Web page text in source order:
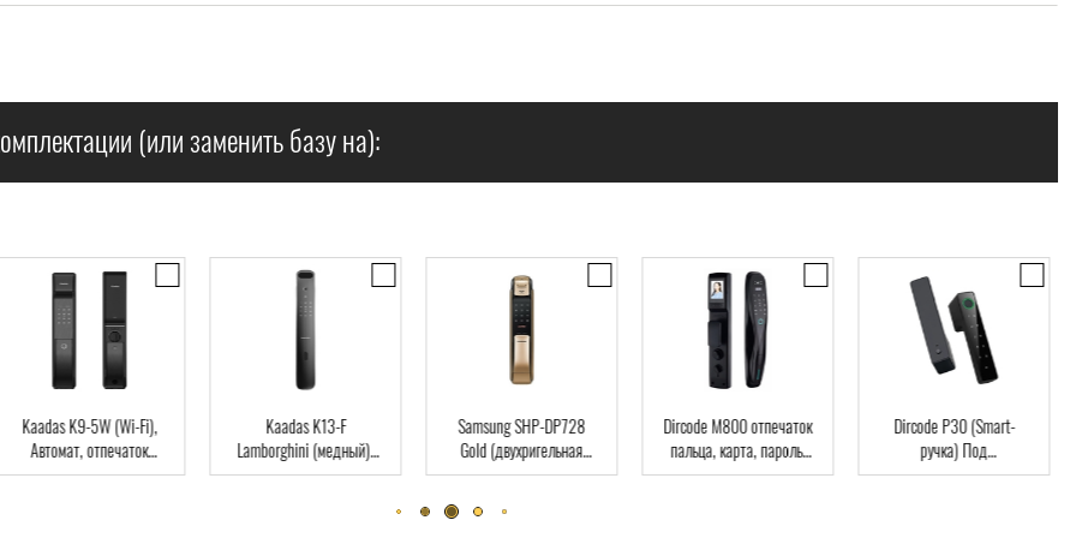
(или заменить базу на):
Kaadas K13-F
Lamborghini (медный),
Автомат, Face-ID,
Samsung SHP-DP728
Gold (двухригельная
врезная часть), Автомат,
Dircode M800 отпечаток
пальца, карта, пароль,
ключ, Wi-Fi, видеоглазок
Dircode P30 (Smart-
ручка) Под
межкомнатные двери,
Dircode S800 3D
Распознавание
код, карта,